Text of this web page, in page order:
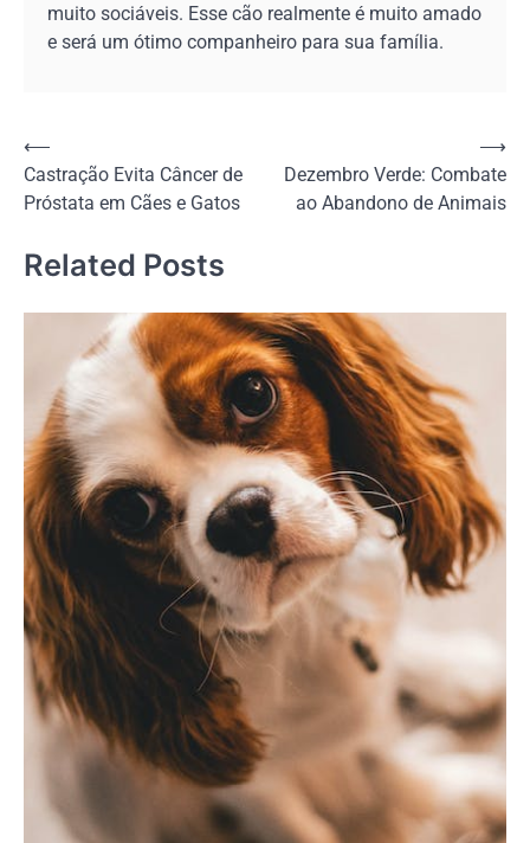
muito sociáveis. Esse cão realmente é muito amado
e será um ótimo companheiro para sua família.
Navegação
de
⟵
Castração Evita Câncer de
Próstata em Cães e Gatos
Dezembro Verde: Combate
ao Abandono de Animais
⟶
Related Posts